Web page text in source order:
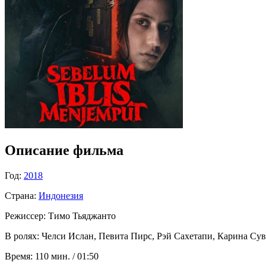
Описание фильма
Год: 2018
Страна: Индонезия
Режиссер: Тимо Тьяджанто
В ролях: Челси Ислан, Певита Пирс, Рэй Сахетапи, Карина
Время: 110 мин. / 01:50